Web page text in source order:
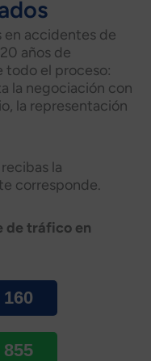
en accidentes de
años de
todo el proceso:
la negociación con
la representación
la
corresponde.
de tráfico en
855